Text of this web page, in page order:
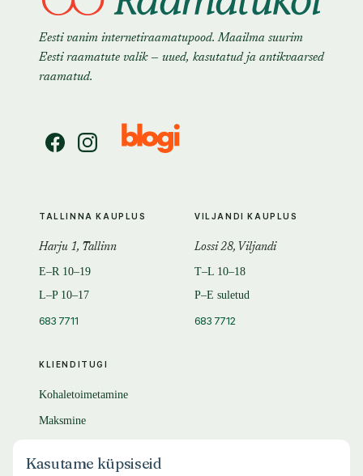
Eesti vanim internetiraamatupood. Maailma suurim
Eesti raamatute valik — uued, kasutatud ja antikvaarsed
raamatud.
KLIENDITUGI
Kohaletoimetamine
Maksmine
KKK
TALLINNA KAUPLUS
Harju 1, Tallinn
E–R 10–19
L–P 10–17
683 7711
VILJANDI KAUPLUS
Lossi 28, Viljandi
T–L 10–18
P–E suletud
683 7712
Kasutame küpsiseid